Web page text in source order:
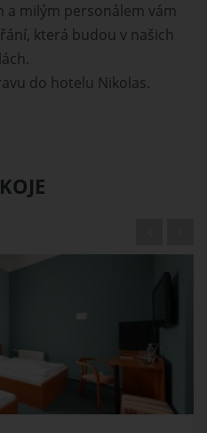
a milým personálem vám
která budou v našich
do hotelu Nikolas.